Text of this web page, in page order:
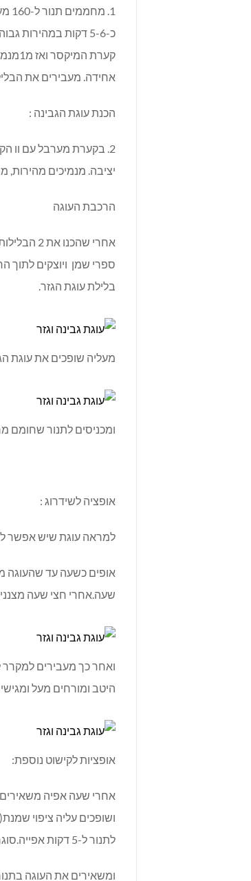
1.
כ-5-6 דקות
אחידה. מעבירים את
הכנת עוגת הגבינה :
יציבה. מנמיכים מהירות,
הרכבת העוגה
ספרי שמן ויוצקים
בלילת עוגת הגזר.
מעליה שופכים את עוגת
ומכניסים לתנור שחומם
אופציה לשידרוג :
למראה עוגת שיש אפשר
אופים כשעה עד שהעוגה
שעה.אחרי חצי שעה מצננים את העוגה
ואחר כך מעבירים למקרר
היטב ומורחים מעל
אופציות לקישוט נוספת:
אחרי שעה אפיה משאירים
ושופכים עליה ציפוי
לתנור ל-5 דקות אפייה.סוגרים את התנור.